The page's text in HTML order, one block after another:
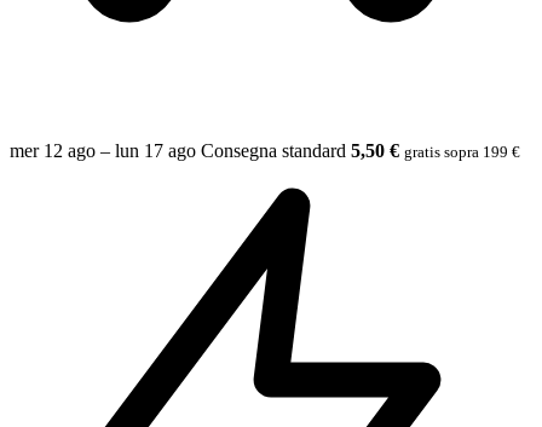
mer 12 ago – lun 17 ago Consegna standard 5,50 € gratis sopra 199 €